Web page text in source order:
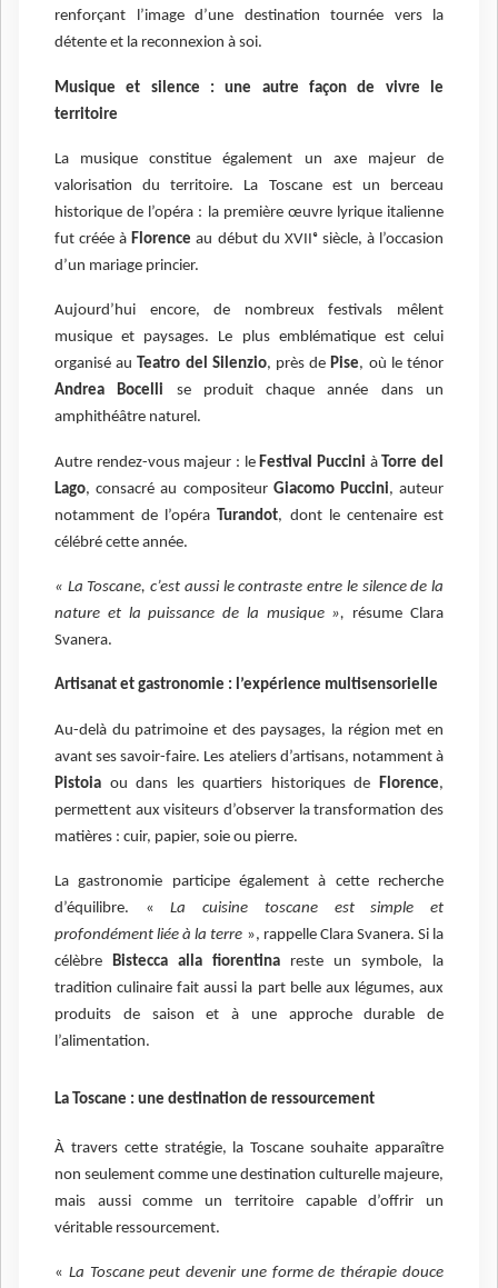
renforçant l’image d’une destination tournée vers la
détente et la reconnexion à soi.
Musique et silence : une autre façon de vivre le
territoire
La musique constitue également un axe majeur de
valorisation du territoire. La Toscane est un berceau
historique de l’opéra : la première œuvre lyrique italienne
fut créée à Florence au début du XVIIᵉ siècle, à l’occasion
d’un mariage princier.
Aujourd’hui encore, de nombreux festivals mêlent
musique et paysages. Le plus emblématique est celui
organisé au Teatro del Silenzio, près dePise, où le ténor
Andrea Bocelli se produit chaque année dans un
amphithéâtre naturel.
Autre rendez-vous majeur : le Festival Puccini àTorre del
Lago, consacré au compositeur Giacomo Puccini, auteur
notamment de l’opéraTurandot, dont le centenaire est
célébré cette année.
« La Toscane, c’est aussi le contraste entre le silence de la
nature et la puissance de la musique », résume Clara
Svanera.
Artisanat et gastronomie : l’expérience multisensorielle
Au-delà du patrimoine et des paysages, la région met en
avant ses savoir-faire. Les ateliers d’artisans, notamment à
Pistoia ou dans les quartiers historiques de Florence,
permettent aux visiteurs d’observer la transformation des
matières : cuir, papier, soie ou pierre.
La gastronomie participe également à cette recherche
d’équilibre. «La cuisine toscane est simple et
profondément liée à la terre », rappelle Clara Svanera. Si la
célèbre
Bistecca alla fiorentina reste un symbole, la
tradition culinaire fait aussi la part belle aux légumes, aux
produits de saison et à une approche durable de
l’alimentation.
La Toscane : une destination de ressourcement
À travers cette stratégie, la Toscane souhaite apparaître
non seulement comme une destination culturelle majeure,
mais aussi comme un territoire capable d’offrir un
véritable ressourcement.
« La Toscane peut devenir une forme de thérapie douce